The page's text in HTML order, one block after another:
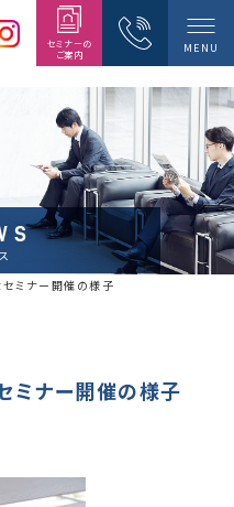
MENU
セミナーの
ご案内
ミナー開催の様子
ナー開催の様子